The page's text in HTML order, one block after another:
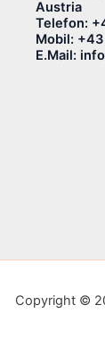
Austria
Telefon:
Mobil:
E.Mail:
Copyright ©